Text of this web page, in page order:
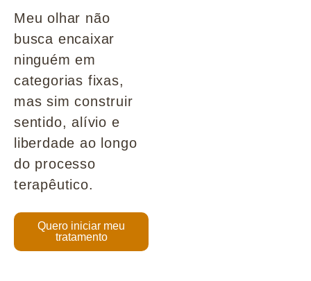
Meu olhar não
busca encaixar
ninguém em
categorias fixas,
mas sim construir
sentido, alívio e
liberdade ao longo
do processo
terapêutico.
Quero iniciar meu
tratamento